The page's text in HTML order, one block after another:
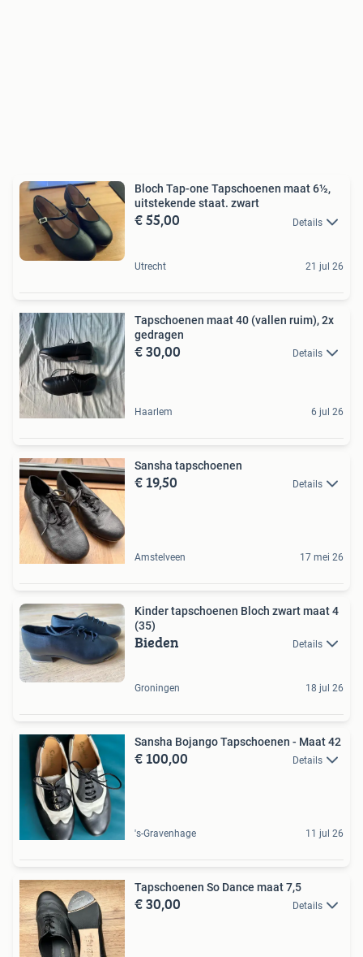
Bloch Tap-one Tapschoenen maat 6½,
uitstekende staat. zwart
€ 55,00 Details
Utrecht 21 jul 26
Tapschoenen maat 40 (vallen ruim), 2x
gedragen
€ 30,00 Details
Haarlem 6 jul 26
Sansha tapschoenen
€ 19,50 Details
Amstelveen 17 mei 26
Kinder tapschoenen Bloch zwart maat 4
(35)
Bieden Details
Groningen 18 jul 26
Sansha Bojango Tapschoenen - Maat 42
€ 100,00 Details
's-Gravenhage 11 jul 26
Tapschoenen So Dance maat 7,5
€ 30,00 Details